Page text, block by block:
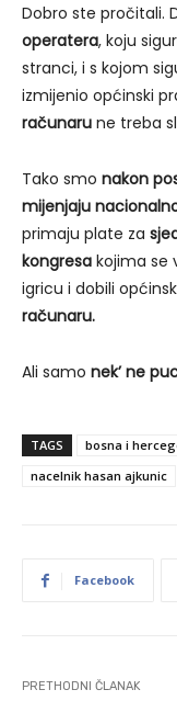
Dobro ste pročitali.
operatera, koju
stranci, i s kojom
izmijenio općinski
računaru ne treba
Tako smo nakon
mijenjaju
primaju plate za
kongresa kojima se
igricu i dobili
računaru.
Ali samo nek’ ne
TAGS bosna i
nacelnik hasan ajkunic
Facebook
PRETHODNI ČLANAK